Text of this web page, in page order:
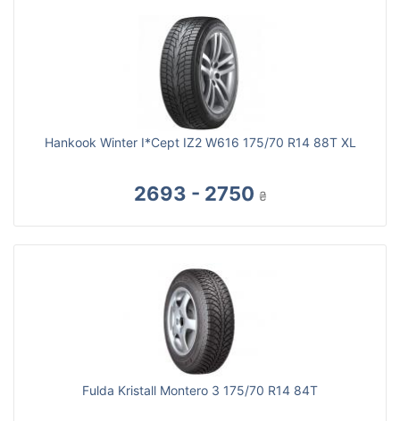
Hankook Winter I*Cept IZ2 W616 175/70 R14 88T XL
2693 - 2750 ₴
Fulda Kristall Montero 3 175/70 R14 84T